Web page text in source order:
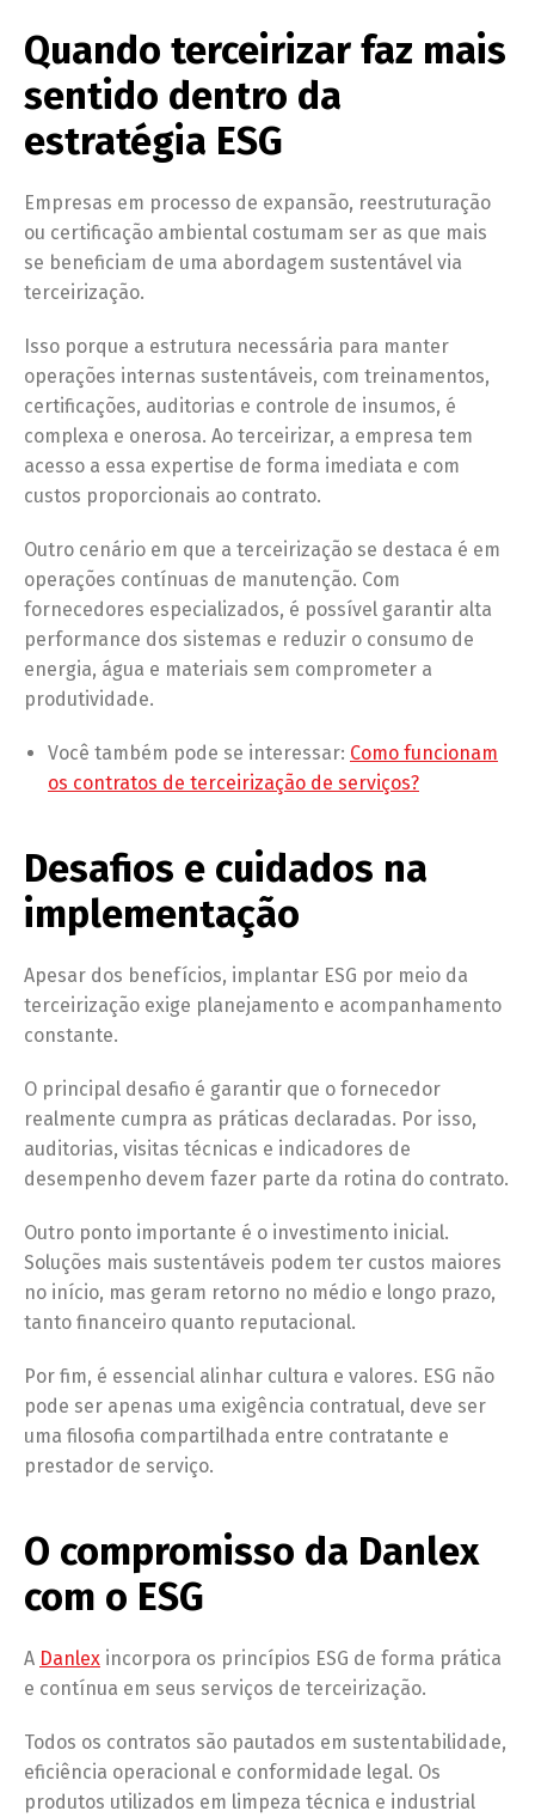
Quando terceirizar faz mais
sentido dentro da
estratégia ESG
Empresas em processo de expansão, reestruturação
ou certificação ambiental costumam ser as que mais
se beneficiam de uma abordagem sustentável via
terceirização.
Isso porque a estrutura necessária para manter
operações internas sustentáveis, com treinamentos,
certificações, auditorias e controle de insumos, é
complexa e onerosa. Ao terceirizar, a empresa tem
acesso a essa expertise de forma imediata e com
custos proporcionais ao contrato.
Outro cenário em que a terceirização se destaca é em
operações contínuas de manutenção. Com
fornecedores especializados, é possível garantir alta
performance dos sistemas e reduzir o consumo de
energia, água e materiais sem comprometer a
produtividade.
Você também pode se interessar: Como funcionam
os contratos de terceirização de serviços?
Desafios e cuidados na
implementação
Apesar dos benefícios, implantar ESG por meio da
terceirização exige planejamento e acompanhamento
constante.
O principal desafio é garantir que o fornecedor
realmente cumpra as práticas declaradas. Por isso,
auditorias, visitas técnicas e indicadores de
desempenho devem fazer parte da rotina do contrato.
Outro ponto importante é o investimento inicial.
Soluções mais sustentáveis podem ter custos maiores
no início, mas geram retorno no médio e longo prazo,
tanto financeiro quanto reputacional.
Por fim, é essencial alinhar cultura e valores. ESG não
pode ser apenas uma exigência contratual, deve ser
uma filosofia compartilhada entre contratante e
prestador de serviço.
O compromisso da Danlex
com o ESG
A Danlex incorpora os princípios ESG de forma prática
e contínua em seus serviços de terceirização.
Todos os contratos são pautados em sustentabilidade,
eficiência operacional e conformidade legal. Os
produtos utilizados em limpeza técnica e industrial